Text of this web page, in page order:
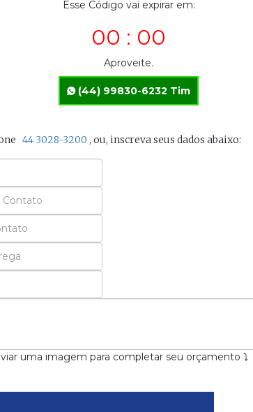
Esse Código vai expirar em:
00 : 00
Aproveite.
(44) 99830-6232 Tim
44 3028-3200 , ou, inscreva seus dados abaixo:
uma imagem para completar seu orçamento ⤵